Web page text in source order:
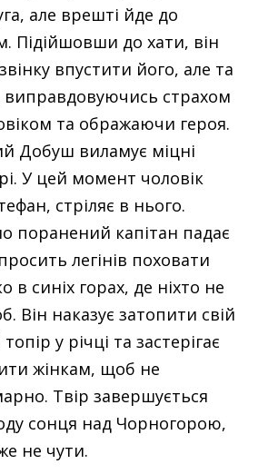
але врешті йде до
Підійшовши до хати, він
впустити його, але та
виправдовуючись страхом
та ображаючи героя.
Добуш виламує міцні
У цей момент чоловік
стріляє в нього.
поранений капітан падає
легінів поховати
в синіх горах, де ніхто не
Він наказує затопити свій
у річці та застерігає
жінкам, щоб не
Твір завершується
сонця над Чорногорою,
не чути.